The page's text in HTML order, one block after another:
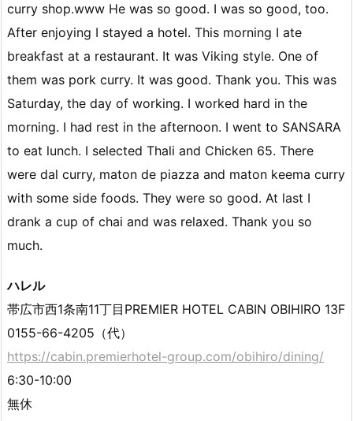
curry shop.www He was so good. I was so good, too.
After enjoying I stayed a hotel. This morning I ate
breakfast at a restaurant. It was Viking style. One of
them was pork curry. It was good. Thank you. This was
Saturday, the day of working. I worked hard in the
morning. I had rest in the afternoon. I went to SANSARA
to eat lunch. I selected Thali and Chicken 65. There
were dal curry, maton de piazza and maton keema curry
with some side foods. They were so good. At last I
drank a cup of chai and was relaxed. Thank you so
much.
ハレル
帯広市西1条南11丁目PREMIER HOTEL CABIN OBIHIRO 13F
0155-66-4205（代）
https://cabin.premierhotel-group.com/obihiro/dining/
6:30-10:00
無休